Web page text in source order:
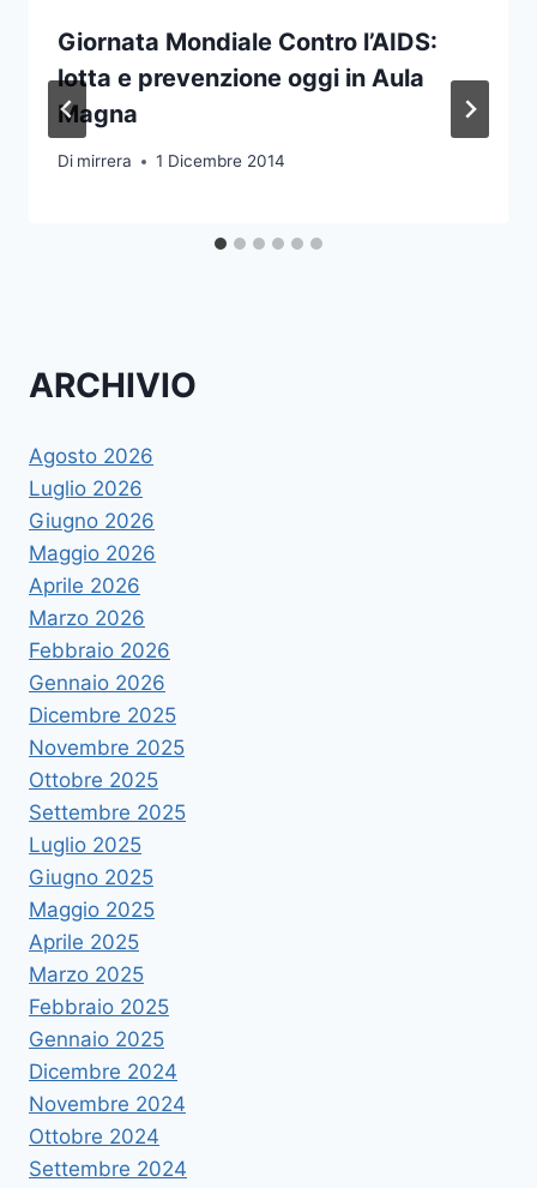
Giornata Mondiale Contro l’AIDS:
lotta e prevenzione oggi in Aula
Magna
Di mirrera 1 Dicembre 2014
ARCHIVIO
Agosto 2026
Luglio 2026
Giugno 2026
Maggio 2026
Aprile 2026
Marzo 2026
Febbraio 2026
Gennaio 2026
Dicembre 2025
Novembre 2025
Ottobre 2025
Settembre 2025
Luglio 2025
Giugno 2025
Maggio 2025
Aprile 2025
Marzo 2025
Febbraio 2025
Gennaio 2025
Dicembre 2024
Novembre 2024
Ottobre 2024
Settembre 2024